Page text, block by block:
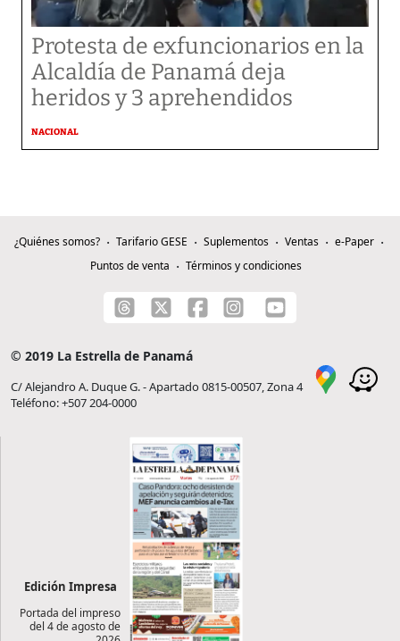
Protesta de exfuncionarios en la
Alcaldía de Panamá deja
heridos y 3 aprehendidos
NACIONAL
¿Quiénes somos? Tarifario GESE Suplementos Ventas
e-Paper
Puntos de venta
Términos y condiciones
© 2019 La Estrella de Panamá
C/ Alejandro A. Duque G. - Apartado 0815-00507, Zona 4
Teléfono: +507 204-0000
Edición Impresa
Portada del impreso
del 4 de agosto de